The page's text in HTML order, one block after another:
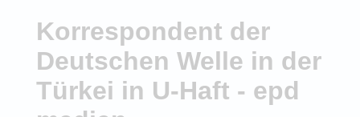
Korrespondent der
Deutschen Welle in der
Türkei in U-Haft - epd